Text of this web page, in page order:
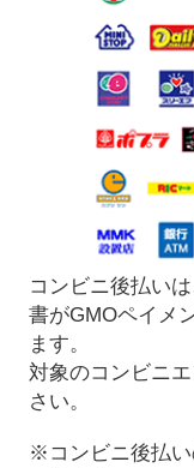
コンビニ後払い
書がGMOペイメ
ます。
対象のコンビニ
さい。
※コンビニ後払い